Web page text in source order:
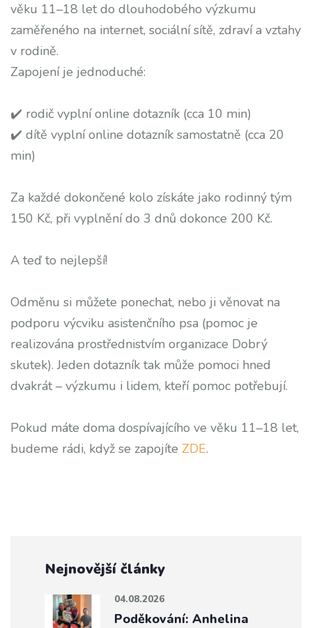
věku 11–18 let do dlouhodobého výzkumu
zaměřeného na internet, sociální sítě, zdraví a vztahy
v rodině.
Zapojení je jednoduché:
✔️ rodič vyplní online dotazník (cca 10 min)
✔️ dítě vyplní online dotazník samostatně (cca 20
min)
Za každé dokončené kolo získáte jako rodinný tým
150 Kč, při vyplnění do 3 dnů dokonce 200 Kč.
A teď to nejlepší!
Odměnu si můžete ponechat, nebo ji věnovat na
podporu výcviku asistenčního psa (pomoc je
realizována prostřednistvím organizace Dobrý
skutek). Jeden dotazník tak může pomoci hned
dvakrát – výzkumu i lidem, kteří pomoc potřebují.
Pokud máte doma dospívajícího ve věku 11–18 let,
budeme rádi, když se zapojíte ZDE.
Nejnovější články
04.08.2026
Poděkování: Anhelina